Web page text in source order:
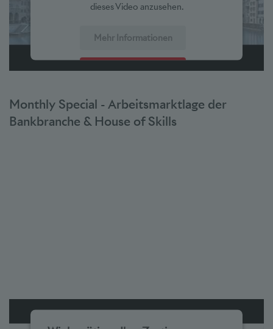
dieses Video anzusehen.
Mehr Informationen
Akzeptieren
powered by Usercentrics Consent Management Platform
Monthly Special - Arbeitsmarktlage der
Bankbranche & House of Skills